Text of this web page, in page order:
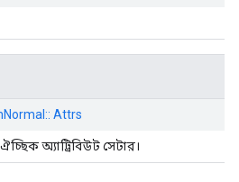
Attrs
অ্যাট্রিবিউট সেটার।